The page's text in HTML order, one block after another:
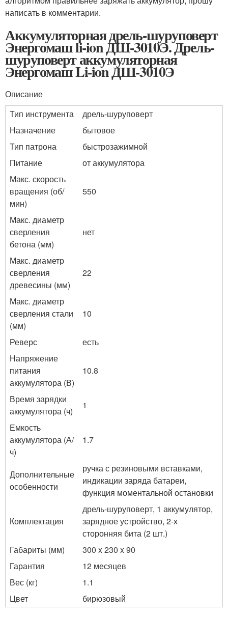
написать в комментарии.
Аккумуляторная дрель-шуруповерт
Энергомаш li-ion ДШ-3010Э. Дрель-
шуруповерт аккумуляторная
Энергомаш Li-ion ДШ-3010Э
Описание
Тип инструмента
дрель-шуруповерт
Назначение
бытовое
Тип патрона
быстрозажимной
Питание
от аккумулятора
Макс. скорость
вращения (об/
мин)
550
Макс. диаметр
сверления
бетона (мм)
нет
Макс. диаметр
сверления
древесины (мм)
22
Макс. диаметр
сверления стали
(мм)
10
Реверс
есть
Напряжение
питания
аккумулятора (В)
10.8
Время зарядки
аккумулятора (ч)
1
Емкость
аккумулятора (А/
ч)
1.7
Дополнительные
особенности
ручка с резиновыми вставками,
индикации заряда батареи,
функция моментальной остановки
Комплектация
дрель-шуруповерт, 1 аккумулятор,
зарядное устройство, 2-х
сторонняя бита (2 шт.)
Габариты (мм)
300 x 230 x 90
Гарантия
12 месяцев
Вес (кг)
1.1
Цвет
бирюзовый